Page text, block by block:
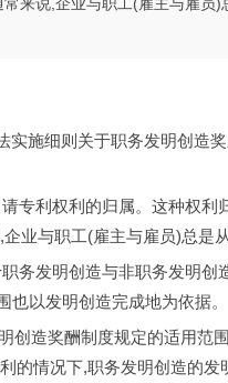
施细则关于职务发明创造
利权利的归属。这种权利
业与职工(雇主与雇员)总是
发明创造与非职务发明创
以发明创造完成地为依据。
造奖酬制度规定的适用范
的情况下,职务发明创造的